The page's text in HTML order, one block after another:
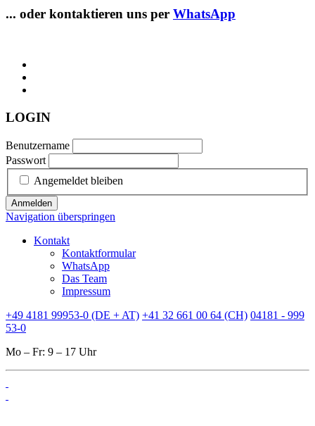
... oder kontaktieren uns per WhatsApp
LOGIN
Benutzername
Passwort
Angemeldet bleiben
Anmelden
Navigation überspringen
Kontakt
Kontaktformular
WhatsApp
Das Team
Impressum
+49 4181 99953-0 (DE + AT) +41 32 661 00 64 (CH) 04181 - 999
53-0
Mo – Fr: 9 – 17 Uhr